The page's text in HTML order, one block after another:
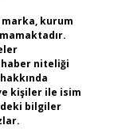
kurum
niteliği
kişiler ile isim
bilgiler